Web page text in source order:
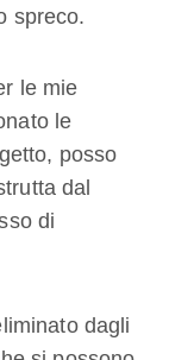
spreco.
le mie
le
posso
dal
di
dagli